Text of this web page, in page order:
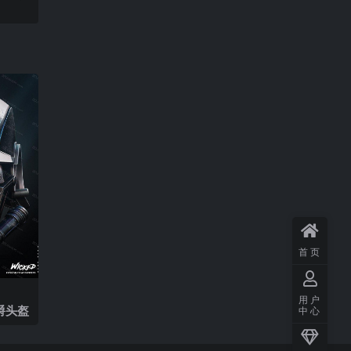
头盔
首页
用户
中心